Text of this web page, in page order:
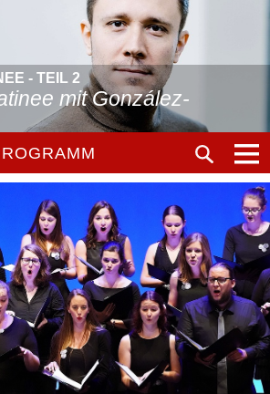
- TEIL 2
mit González-